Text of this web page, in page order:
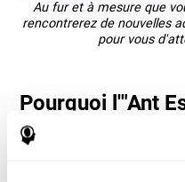
Au fur et à mesure que
rencontrerez de nouvelles
pour vous
Pourquoi l'"Ant
populaire ? -